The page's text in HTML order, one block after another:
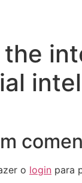
the
o login para